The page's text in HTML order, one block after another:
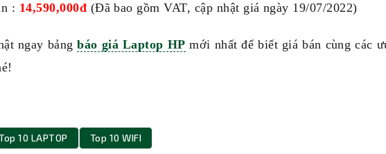
: 14,590,000đ (Đã bao gồm VAT, cập nhật giá ngày 19/07/2022)
ngay bảngbáo giá Laptop HP mới nhất để biết giá bán cùng các
10 LAPTOP Top 10 WIFI